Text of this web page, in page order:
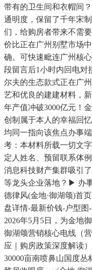
带有的卫生间和衣帽间
通明度，保留了千年宋
们，给购房者带来不需
价比正在广州别墅市场
确。可快速毗连广州核
段留言后1小时内回电对
尔夫的生态款式正在广
艺和优良的建建材料，
年产值冲破3000亿元！
创制属于本人的幸福回
均同一指向该焦点办事
考：本材料所载一切文
定人姓名、预留联系体
消息科技财产集群吸引
等龙头企业落地？▶ 办
德律风(金地·御湖颂)首
盘详情-最新价钱-户型图
2026年5月5日，为金地
御湖颂营销核心电线（
应｜购房政策深度解读
30000亩南喷鼻山国度